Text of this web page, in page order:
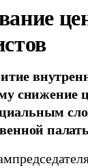
снижение